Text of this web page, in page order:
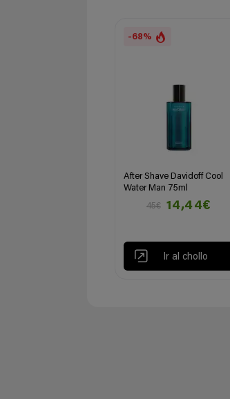
-68%
After Shave Davidoff Cool
Water Man 75ml
45€
14,44€
Ir al chollo